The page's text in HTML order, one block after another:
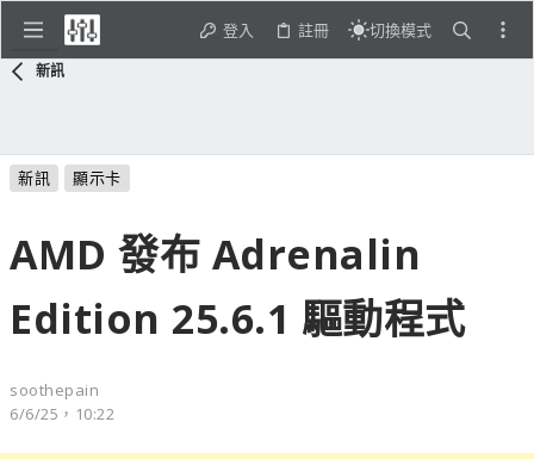
登入 註冊 切換模式
新訊
新訊 顯示卡
AMD 發布 Adrenalin
Edition 25.6.1 驅動程式
soothepain
6/6/25，10:22